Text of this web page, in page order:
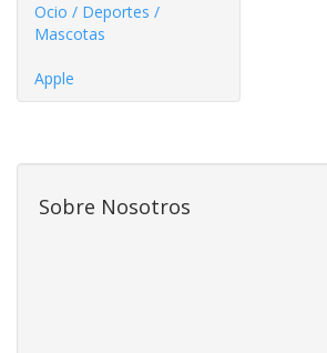
Ocio / Deportes /
Mascotas
Apple
Sobre Nosotros